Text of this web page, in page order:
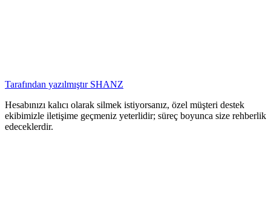
Tarafından yazılmıştır SHANZ
Hesabınızı kalıcı olarak silmek istiyorsanız, özel müşteri destek
ekibimizle iletişime geçmeniz yeterlidir; süreç boyunca size rehberlik
edeceklerdir.